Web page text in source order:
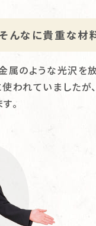
んなに貴重な材
金属のような光沢
われていました
。